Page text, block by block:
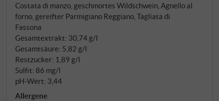
Costata di manzo, geschmortes Wildschwein, Agnello al
forno, gereifter Parmigiano Reggiano, Tagliata di
Fassona
Gesamtextrakt: 30,74 g/l
Gesamtsäure: 5,82 g/l
Restzucker: 1,89 g/l
Sulfit: 86 mg/l
pH-Wert: 3,44
Allergene